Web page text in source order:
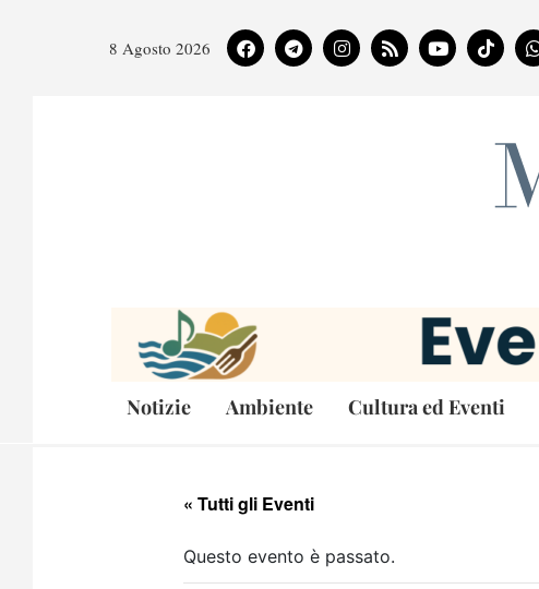
8 Agosto 2026
Notizie Ambiente Cultura ed Eventi
« Tutti gli Eventi
Questo evento è passato.